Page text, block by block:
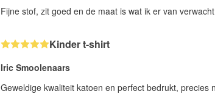
Fijne stof, zit goed en de maat is wat ik er van
Kinder t-shirt
Iric Smoolenaars
Geweldige kwaliteit katoen en perfect bedrukt, precies